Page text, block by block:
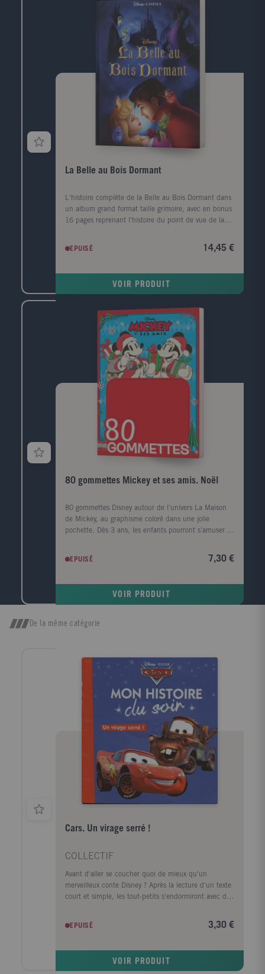
La Belle au Bois Dormant
L'histoire complète de la Belle au Bois Dormant dans
un album grand format taille grimoire, avec en bonus
16 pages reprenant l'histoire du point de vue de la
EPUISÉ 14,45 €
VOIR PRODUIT
80 gommettes Mickey et ses amis. Noël
80 gommettes Disney autour de l'univers La Maison
de Mickey, au graphisme coloré dans une jolie
pochette. Dès 3 ans, les enfants pourront s'amuser à
gommettes sont particulièrement adaptées aux mains
EPUISÉ 7,30 €
VOIR PRODUIT
De la même catégorie
Cars. Un virage serré !
COLLECTIF
Avant d'aller se coucher quoi de mieux qu'un
merveilleux conte Disney ? Après la lecture d'un texte
court et simple, les tout-petits s'endormiront avec de
EPUISÉ 3,30 €
VOIR PRODUIT